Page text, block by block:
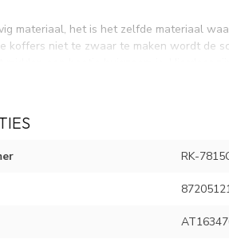
materiaal, het is het zelfde materiaal
koffers niet te zwaar te maken wordt de
PARADISO GROTE KOFFER
RK-